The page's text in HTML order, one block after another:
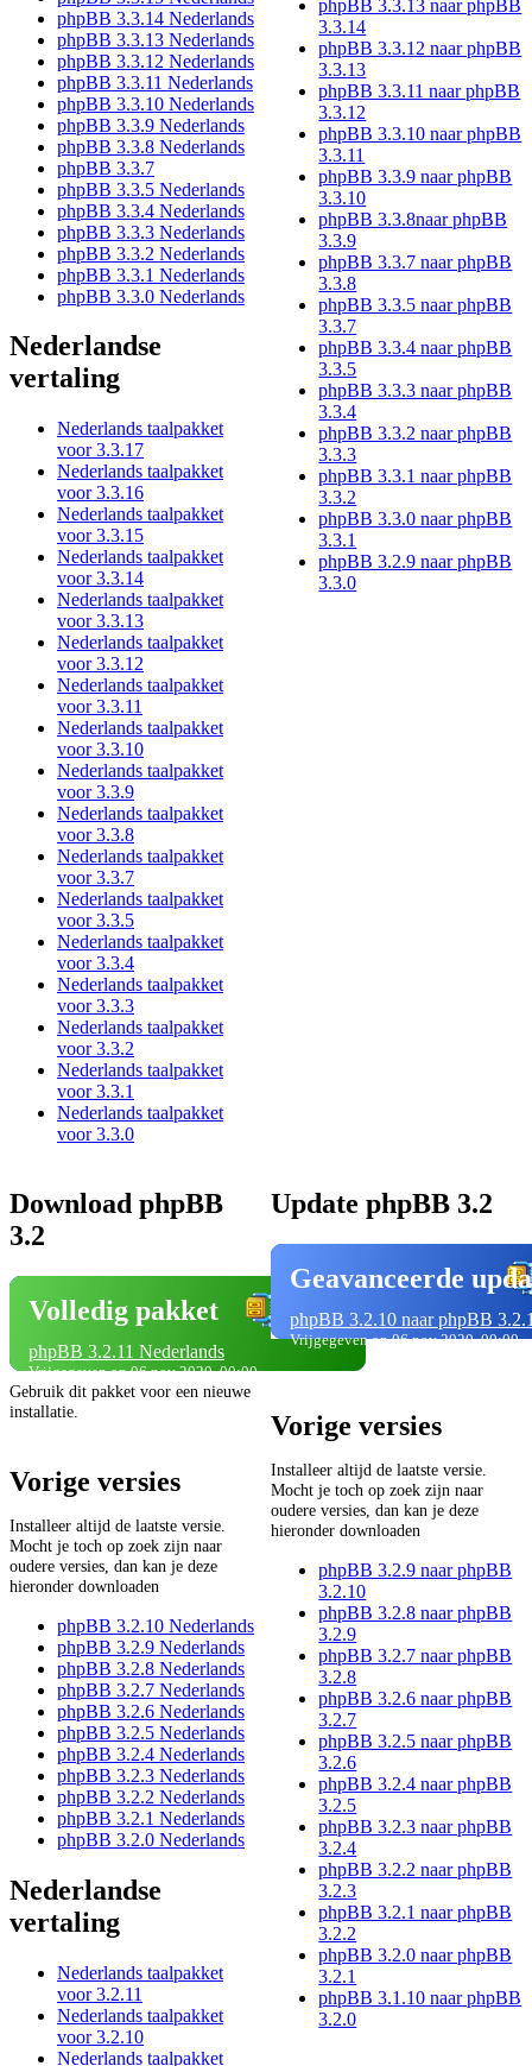
phpBB 3.3.14 Nederlands
phpBB 3.3.13 Nederlands
phpBB 3.3.12 Nederlands
phpBB 3.3.11 Nederlands
phpBB 3.3.10 Nederlands
phpBB 3.3.9 Nederlands
phpBB 3.3.8 Nederlands
phpBB 3.3.7
phpBB 3.3.5 Nederlands
phpBB 3.3.4 Nederlands
phpBB 3.3.3 Nederlands
phpBB 3.3.2 Nederlands
phpBB 3.3.1 Nederlands
phpBB 3.3.0 Nederlands
Nederlandse
vertaling
Nederlands taalpakket
voor 3.3.17
Nederlands taalpakket
voor 3.3.16
Nederlands taalpakket
voor 3.3.15
Nederlands taalpakket
voor 3.3.14
Nederlands taalpakket
voor 3.3.13
Nederlands taalpakket
voor 3.3.12
Nederlands taalpakket
voor 3.3.11
Nederlands taalpakket
voor 3.3.10
Nederlands taalpakket
voor 3.3.9
Nederlands taalpakket
voor 3.3.8
Nederlands taalpakket
voor 3.3.7
Nederlands taalpakket
voor 3.3.5
Nederlands taalpakket
voor 3.3.4
Nederlands taalpakket
voor 3.3.3
Nederlands taalpakket
voor 3.3.2
Nederlands taalpakket
voor 3.3.1
Nederlands taalpakket
voor 3.3.0
phpBB 3.3.13 naar phpBB
3.3.14
phpBB 3.3.12 naar phpBB
3.3.13
phpBB 3.3.11 naar phpBB
3.3.12
phpBB 3.3.10 naar phpBB
3.3.11
phpBB 3.3.9 naar phpBB
3.3.10
phpBB 3.3.8naar phpBB
3.3.9
phpBB 3.3.7 naar phpBB
3.3.8
phpBB 3.3.5 naar phpBB
3.3.7
phpBB 3.3.4 naar phpBB
3.3.5
phpBB 3.3.3 naar phpBB
3.3.4
phpBB 3.3.2 naar phpBB
3.3.3
phpBB 3.3.1 naar phpBB
3.3.2
phpBB 3.3.0 naar phpBB
3.3.1
phpBB 3.2.9 naar phpBB
3.3.0
Download phpBB
3.2
Volledig pakket
phpBB 3.2.11 Nederlands
Vrijgegeven op 06 nov 2020, 00:00
Gebruik dit pakket voor een nieuwe
installatie.
Vorige versies
Installeer altijd de laatste versie.
Mocht je toch op zoek zijn naar
oudere versies, dan kan je deze
hieronder downloaden
phpBB 3.2.10 Nederlands
phpBB 3.2.9 Nederlands
phpBB 3.2.8 Nederlands
phpBB 3.2.7 Nederlands
phpBB 3.2.6 Nederlands
phpBB 3.2.5 Nederlands
phpBB 3.2.4 Nederlands
phpBB 3.2.3 Nederlands
phpBB 3.2.2 Nederlands
phpBB 3.2.1 Nederlands
phpBB 3.2.0 Nederlands
Nederlandse
vertaling
Nederlands taalpakket
voor 3.2.11
Nederlands taalpakket
voor 3.2.10
Nederlands taalpakket
Update phpBB 3.2
Geavanceerde
phpBB 3.2.10 naar phpBB
Vrijgegeven op 06 nov 2020, 00:00
Vorige versies
Installeer altijd de laatste versie.
Mocht je toch op zoek zijn naar
oudere versies, dan kan je deze
hieronder downloaden
phpBB 3.2.9 naar phpBB
3.2.10
phpBB 3.2.8 naar phpBB
3.2.9
phpBB 3.2.7 naar phpBB
3.2.8
phpBB 3.2.6 naar phpBB
3.2.7
phpBB 3.2.5 naar phpBB
3.2.6
phpBB 3.2.4 naar phpBB
3.2.5
phpBB 3.2.3 naar phpBB
3.2.4
phpBB 3.2.2 naar phpBB
3.2.3
phpBB 3.2.1 naar phpBB
3.2.2
phpBB 3.2.0 naar phpBB
3.2.1
phpBB 3.1.10 naar phpBB
3.2.0